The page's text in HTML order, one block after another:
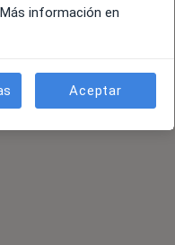
información en
Aceptar